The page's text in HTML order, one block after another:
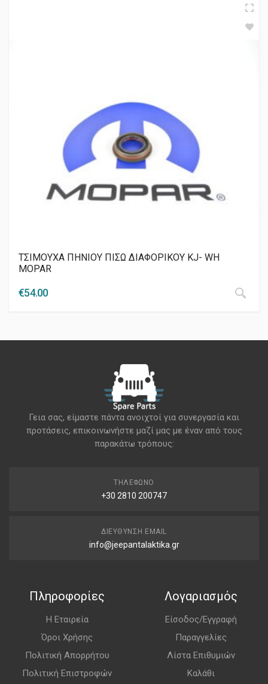
ΤΣΙΜΟΥΧΑ ΠΗΝΙΟΥ ΠΙΣΩ ΔΙΑΦΟΡΙΚΟΥ ΚJ- WH
MOPAR
€54.00
Γεια σας, είμαστε πάντα ανοιχτοί για συνεργασία και
προτάσεις, επικοινωνήστε μαζί μας με έναν από τους
παρακάτω τρόπους:
ΤΗΛΈΦΩΝΟ
+30 2810 200747
ΔΙΕΎΘΥΝΣΗ EMAIL
info@jeepantalaktika.gr
Πληροφορίες
Η Εταιρεία
Όροι Χρήσης
Πολιτική Απορρήτου
Πολιτική Επιστροφών
Λογαριασμός
Είσοδος/Εγγραφή
Παραγγελίες
Λίστα Επιθυμιών
Καλάθι